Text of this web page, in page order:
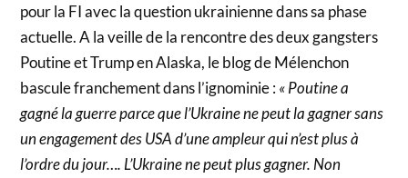
pour la FI avec la question ukrainienne dans sa phase
actuelle. A la veille de la rencontre des deux gangsters
Poutine et Trump en Alaska, le blog de Mélenchon
bascule franchement dans l’ignominie :« Poutine a
gagné la guerre parce que l’Ukraine ne peut la gagner sans
un engagement des USA d’une ampleur qui n’est plus à
l’ordre du jour…. L’Ukraine ne peut plus gagner. Non